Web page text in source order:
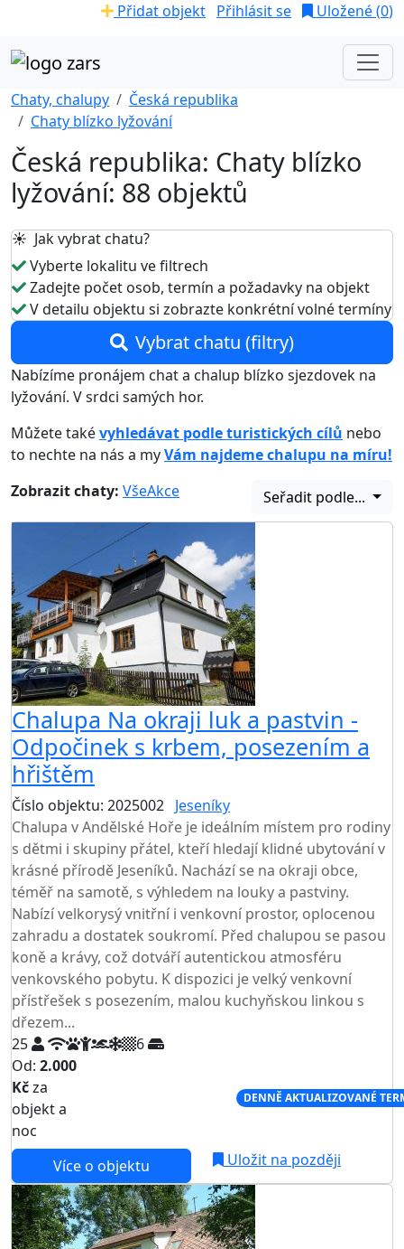
Přidat objekt Přihlásit se Uložené (0)
Chaty, chalupy
Česká republika
Chaty blízko lyžování
Česká republika: Chaty blízko
lyžování: 88 objektů
☀️ Jak vybrat chatu?
Vyberte lokalitu ve filtrech
Zadejte počet osob, termín a požadavky na objekt
V detailu objektu si zobrazte konkrétní volné termíny
Vybrat chatu (filtry)
Nabízíme pronájem chat a chalup blízko sjezdovek na
lyžování. V srdci samých hor.
Můžete takévyhledávat podle turistických cílů nebo
to nechte na nás a myVám najdeme chalupu na míru!
Zobrazit chaty: VšeAkce Seřadit podle...
Chalupa Na okraji luk a pastvin -
Odpočinek s krbem, posezením a
hřištěm
Číslo objektu: 2025002 Jeseníky
Chalupa v Andělské Hoře je ideálním místem pro rodiny
s dětmi i skupiny přátel, kteří hledají klidné ubytování v
krásné přírodě Jeseníků. Nachází se na okraji obce,
téměř na samotě, s výhledem na louky a pastviny.
Nabízí velkorysý vnitřní i venkovní prostor, oplocenou
zahradu a dostatek soukromí. Před chalupou se pasou
koně a krávy, což dotváří autentickou atmosféru
venkovského pobytu. K dispozici je velký venkovní
přístřešek s posezením, malou kuchyňskou linkou s
dřezem...
25
6
Od: 2.000
Kčza
objekt a
noc
DENNĚ AKTUALIZOVANÉ
Více o objektu Uložit na později